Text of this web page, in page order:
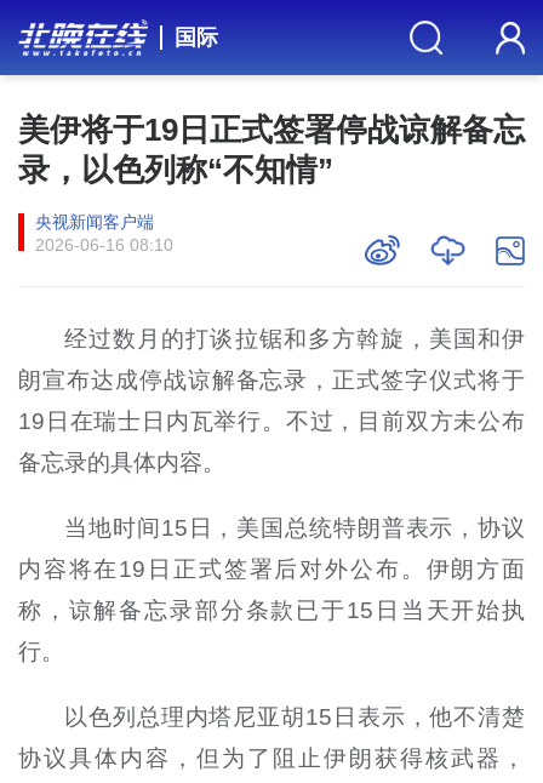
国际
美伊将于19日正式签署停战谅解备忘
录，以色列称“不知情”
央视新闻客户端
2026-06-16 08:10
经过数月的打谈拉锯和多方斡旋，美国和伊
朗宣布达成停战谅解备忘录，正式签字仪式将于
19日在瑞士日内瓦举行。不过，目前双方未公布
备忘录的具体内容。
当地时间15日，美国总统特朗普表示，协议
内容将在19日正式签署后对外公布。伊朗方面
称，谅解备忘录部分条款已于15日当天开始执
行。
以色列总理内塔尼亚胡15日表示，他不清楚
协议具体内容，但为了阻止伊朗获得核武器，